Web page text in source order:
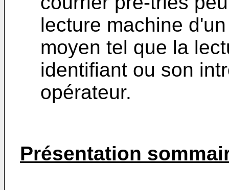
lecture machine
moyen tel que la
identifiant ou son
opérateur.
Présentation